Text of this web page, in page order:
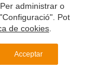
administrar o
Pot
de cookies
Acceptar
totes